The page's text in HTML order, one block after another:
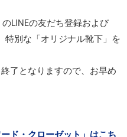
のLINEの友だち登録および
特別な「オリジナル靴下」を
了となりますので、お早め